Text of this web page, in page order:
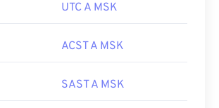
UTC A MSK
ACST A MSK
SAST A MSK